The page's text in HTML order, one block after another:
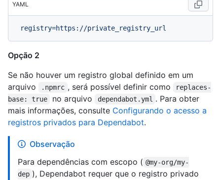
YAML
registry=https://private_registry_url
Opção 2
Se não houver um registro global definido em um
arquivo
.npmrc , será possível definir como
replaces-
base: true
no arquivo dependabot.yml . Para obter
mais informações, consulte Configurando o acesso a
registros privados para Dependabot.
Observação
Para dependências com escopo ( @my-org/my-
dep ), Dependabot requer que o registro privado